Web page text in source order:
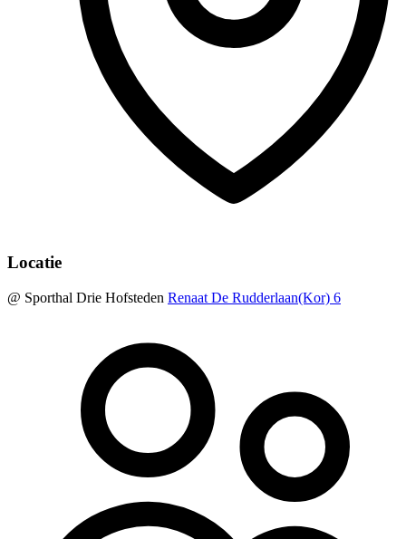
Locatie
@ Sporthal Drie Hofsteden Renaat De Rudderlaan(Kor) 6